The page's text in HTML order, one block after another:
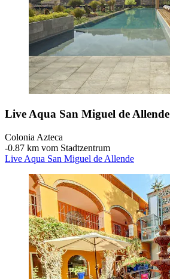
Live Aqua San Miguel de Allende
Colonia Azteca
‐0.87 km vom Stadtzentrum
Live Aqua San Miguel de Allende